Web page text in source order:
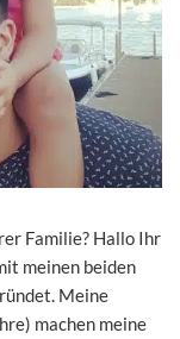
Familie? Hallo Ihr
meinen beiden
Meine
machen meine